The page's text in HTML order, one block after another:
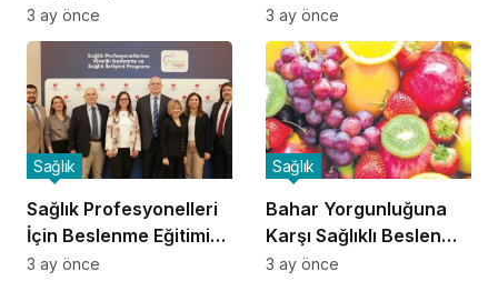
Oldu!
3 ay önce
Fibromiyalji!
3 ay önce
Sağlık Profesyonelleri
İçin Beslenme Eğitimi
Başladı
Sağlık
3 ay önce
Bahar Yorgunluğuna
Karşı Sağlıklı Beslenme
İpuçları
Sağlık
3 ay önce